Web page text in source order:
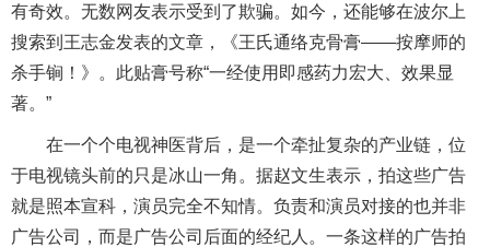
有奇效。无数网友表示受到了欺骗。如今，还能够在波尔上
搜索到王志金发表的文章，《王氏通络克骨膏——按摩师的
杀手锏！》。此贴膏号称“一经使用即感药力宏大、效果显
著。”
在一个个电视神医背后，是一个牵扯复杂的产业链，位
于电视镜头前的只是冰山一角。据赵文生表示，拍这些广告
就是照本宣科，演员完全不知情。负责和演员对接的也并非
广告公司，而是广告公司后面的经纪人。一条这样的广告拍